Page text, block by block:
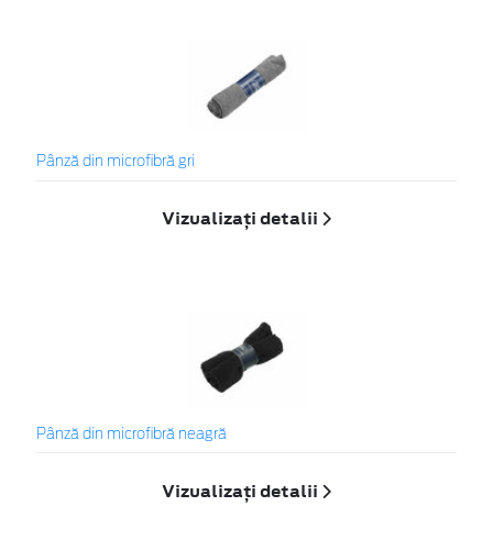
Pânză din microfibră gri
Vizualizați detalii
Pânză din microfibră neagră
Vizualizați detalii